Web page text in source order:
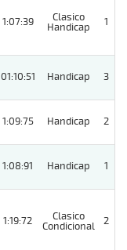
1:07:39
Clasico
Handicap
1
01:10:51 Handicap 3
1:09:75 Handicap 2
1:08:91 Handicap 1
1:19:72
Clasico
Condicional
2